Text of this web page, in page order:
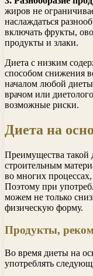
жиров не
наслаждаться
включать фрукты,
продукты и злаки.
Диета с низким
способом снижения
началом любой диеты
врачом или
возможные риски.
Диета на
Преимущества такой
строительным
во многих
Поэтому при
можем не только
физическую форму.
Продукты,
Во время диеты на
употреблять